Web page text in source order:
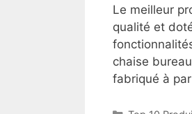
Le meilleur
qualité et
chaise
fabriqué à